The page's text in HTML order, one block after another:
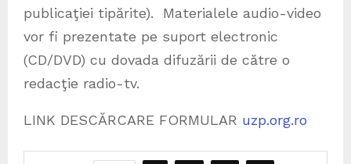
publicaţiei tipărite). Materialele audio-video
vor fi prezentate pe suport electronic
(CD/DVD) cu dovada difuzării de către o
redacţie radio-tv.
LINK DESCĂRCARE FORMULAR uzp.org.ro